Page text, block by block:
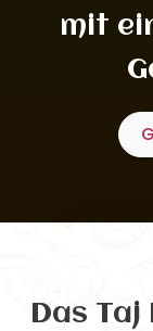
mit
Das